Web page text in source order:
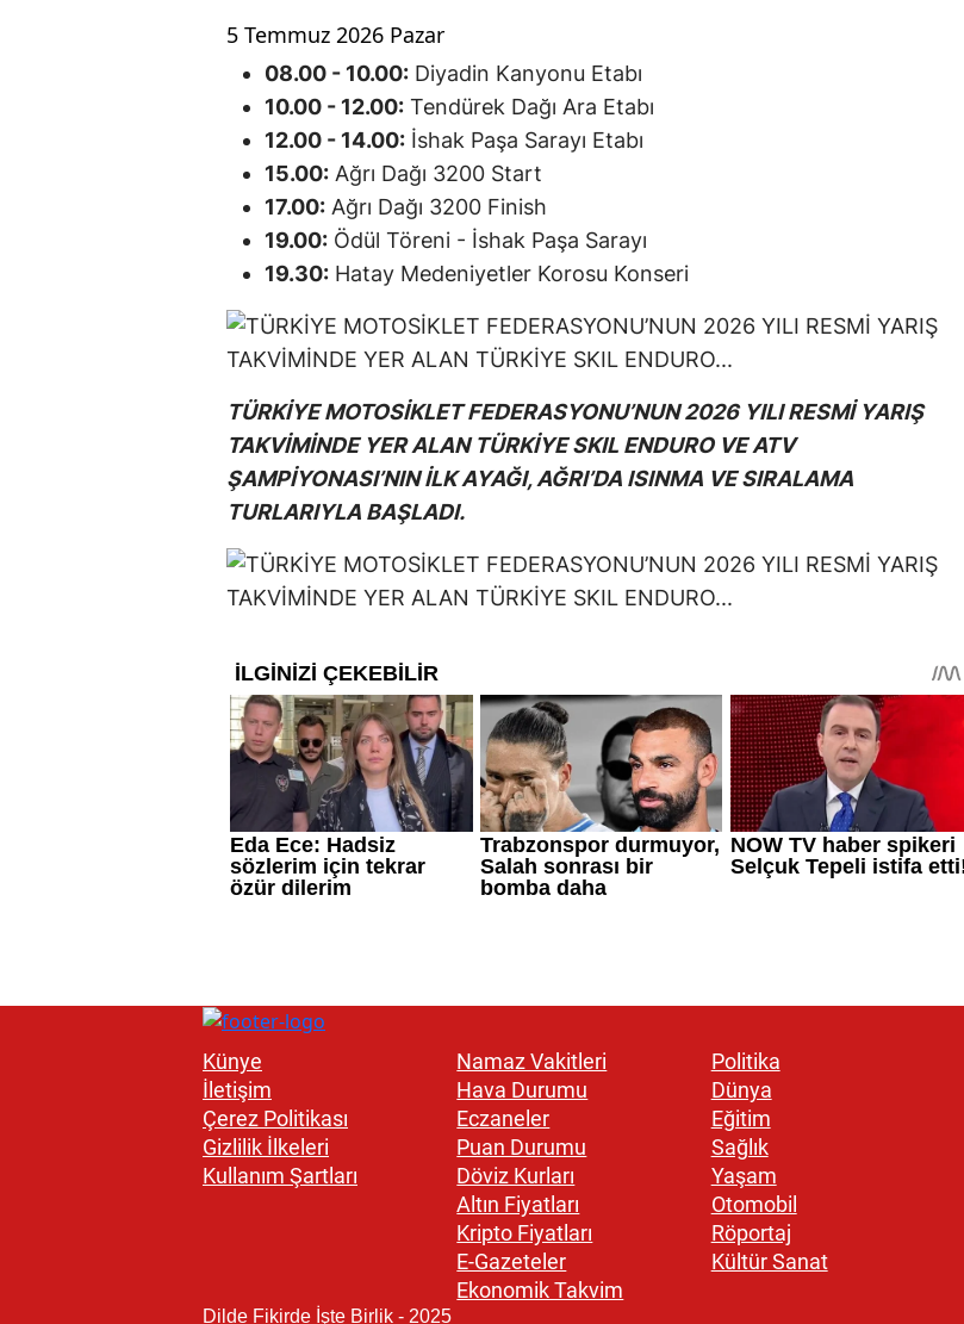
5 Temmuz 2026 Pazar
08.00 - 10.00: Diyadin Kanyonu Etabı
10.00 - 12.00: Tendürek Dağı Ara Etabı
12.00 - 14.00: İshak Paşa Sarayı Etabı
15.00: Ağrı Dağı 3200 Start
17.00: Ağrı Dağı 3200 Finish
19.00: Ödül Töreni - İshak Paşa Sarayı
19.30: Hatay Medeniyetler Korosu Konseri
TÜRKİYE MOTOSİKLET FEDERASYONU’NUN 2026 YILI RESMİ YARIŞ
TAKVİMİNDE YER ALAN TÜRKİYE SKIL ENDURO VE ATV
ŞAMPİYONASI’NIN İLK AYAĞI, AĞRI’DA ISINMA VE SIRALAMA
TURLARIYLA BAŞLADI.
Künye
İletişim
Çerez Politikası
Gizlilik İlkeleri
Kullanım Şartları
Namaz Vakitleri
Hava Durumu
Eczaneler
Puan Durumu
Döviz Kurları
Altın Fiyatları
Kripto Fiyatları
E-Gazeteler
Ekonomik Takvim
Politika
Dünya
Eğitim
Sağlık
Yaşam
Otomobil
Röportaj
Kültür Sanat
Dilde Fikirde İşte Birlik - 2025